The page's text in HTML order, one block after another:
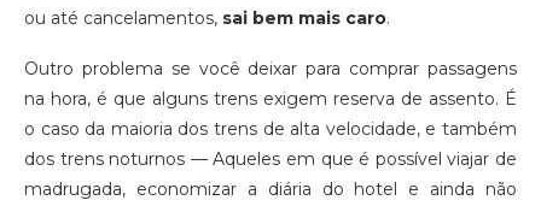
ou até cancelamentos, sai bem mais caro.
Outro problema se você deixar para comprar passagens
na hora, é que alguns trens exigem reserva de assento. É
o caso da maioria dos trens de alta velocidade, e também
dos trens noturnos — Aqueles em que é possível viajar de
madrugada, economizar a diária do hotel e ainda não